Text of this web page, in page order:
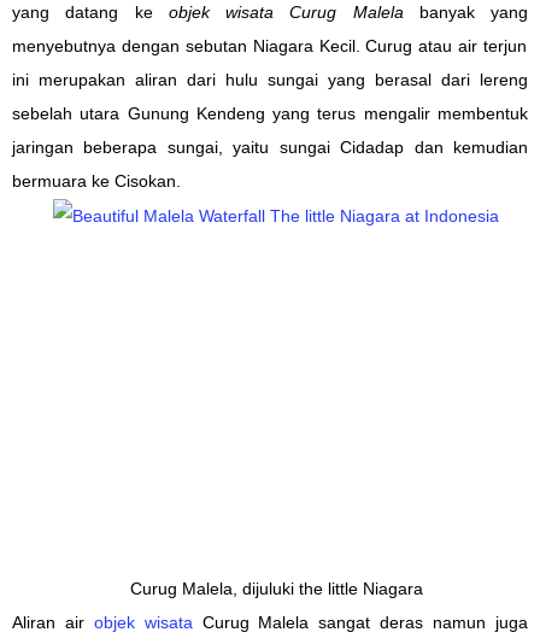
yang datang ke objek wisata Curug Malela banyak yang
menyebutnya dengan sebutan Niagara Kecil. Curug atau air terjun
ini merupakan aliran dari hulu sungai yang berasal dari lereng
sebelah utara Gunung Kendeng yang terus mengalir membentuk
jaringan beberapa sungai, yaitu sungai Cidadap dan kemudian
bermuara ke Cisokan.
Curug Malela, dijuluki the little Niagara
Aliran air objek wisata Curug Malela sangat deras namun juga